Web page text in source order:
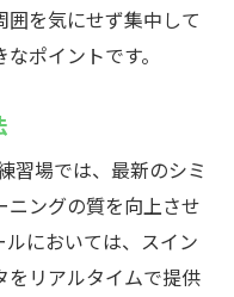
を気にせず集中して
ポイントです。
習場では、最新のシミ
ニングの質を向上させ
においては、スイン
をリアルタイムで提供